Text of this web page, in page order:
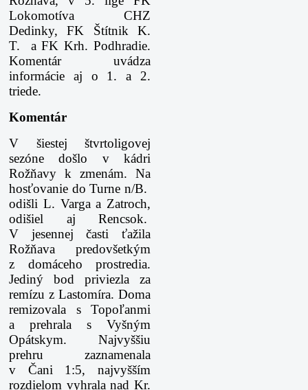
Lokomotíva CHZ
Dedinky, FK Štítnik K.
T. a FK Krh. Podhradie.
Komentár uvádza
informácie aj o 1. a 2.
triede.
Komentár
V šiestej štvrtoligovej
sezóne došlo v kádri
Rožňavy k zmenám. Na
hosťovanie do Turne n/B.
odišli L. Varga a Zatroch,
odišiel aj Rencsok.
V jesennej časti ťažila
Rožňava predovšetkým
z domáceho prostredia.
Jediný bod priviezla za
remízu z Lastomíra. Doma
remizovala s Topoľanmi
a prehrala s Vyšným
Opátskym. Najvyššiu
prehru zaznamenala
v Čani 1:5, najvyšším
rozdielom vyhrala nad Kr.